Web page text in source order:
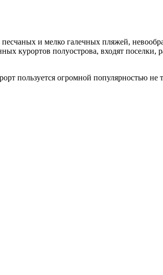
и мелко галечных пляжей,
курортов полуострова, входят поселки,
пользуется огромной популярностью не